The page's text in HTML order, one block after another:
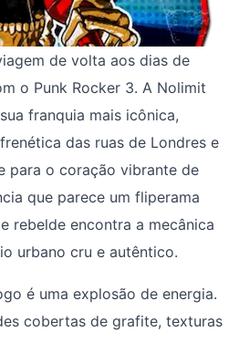
de volta aos dias de
o Punk Rocker 3. A Nolimit
franquia mais icônica,
das ruas de Londres e
para o coração vibrante de
que parece um fliperama
rebelde encontra a mecânica
urbano cru e autêntico.
é uma explosão de energia.
cobertas de grafite, texturas